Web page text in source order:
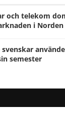
och telekom
i Norden
svenskar
semester